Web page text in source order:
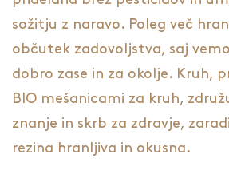
sožitju z naravo. Poleg več
občutek zadovoljstva, saj
dobro zase in za okolje. Kruh,
BIO mešanicami za kruh,
znanje in skrb za zdravje,
rezina hranljiva in okusna.